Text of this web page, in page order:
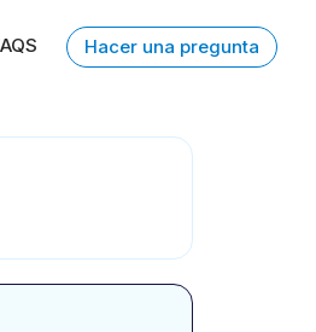
Hacer una pregunta